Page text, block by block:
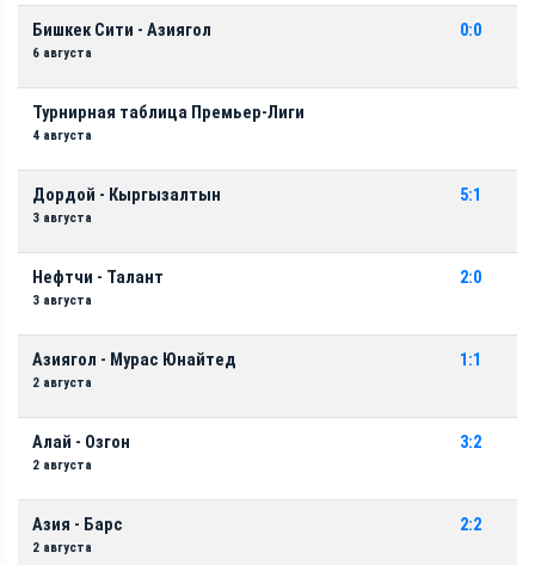
Бишкек Сити - Азиягол
6 августа
0:0
Турнирная таблица Премьер-Лиги
4 августа
Дордой - Кыргызалтын
3 августа
5:1
Нефтчи - Талант
3 августа
2:0
Азиягол - Мурас Юнайтед
2 августа
1:1
Алай - Озгон
2 августа
3:2
Азия - Барс
2 августа
2:2